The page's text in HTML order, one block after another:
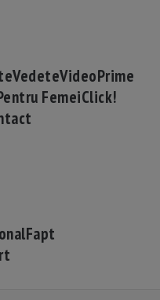
VedeteVideoPrime
FemeiClick!
Fapt